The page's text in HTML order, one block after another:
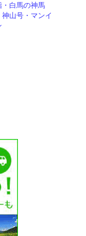
・白馬の神馬
神山号・マンイ